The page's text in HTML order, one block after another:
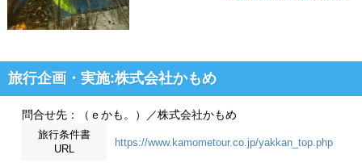
旅行企画・実施:株式会社かもめ
問合せ先：（ｅかも。）／株式会社かもめ
旅行条件書
URL
https://www.kamometour.co.jp/yakkan_top.php